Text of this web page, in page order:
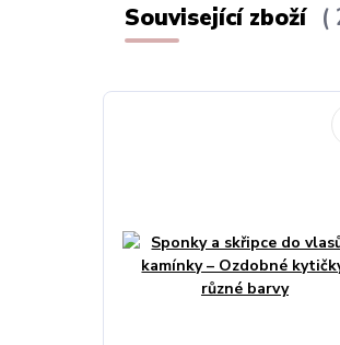
Související zboží